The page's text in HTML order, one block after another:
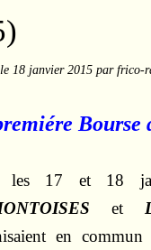
18 janvier 2015 par frico-
Bourse
les 17 et 18
et
en commun